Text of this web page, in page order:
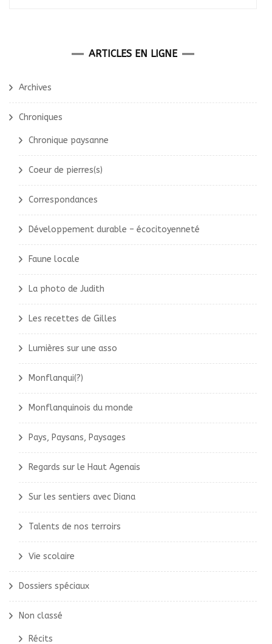
ARTICLES EN LIGNE
Archives
Chroniques
Chronique paysanne
Coeur de pierres(s)
Correspondances
Développement durable – écocitoyenneté
Faune locale
La photo de Judith
Les recettes de Gilles
Lumières sur une asso
Monflanqui(?)
Monflanquinois du monde
Pays, Paysans, Paysages
Regards sur le Haut Agenais
Sur les sentiers avec Diana
Talents de nos terroirs
Vie scolaire
Dossiers spéciaux
Non classé
Récits